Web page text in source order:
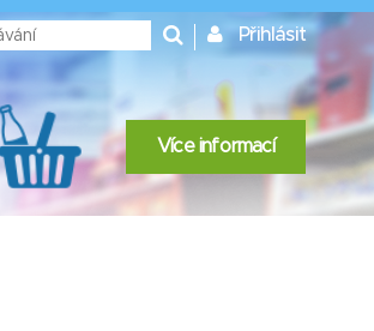
Přihlásit
Více informací